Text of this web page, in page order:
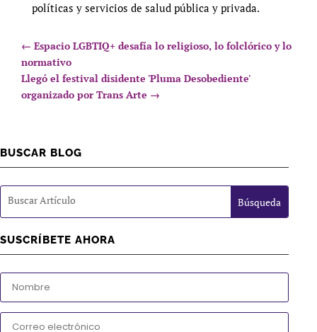
políticas y servicios de salud pública y privada.
← Espacio LGBTIQ+ desafía lo religioso, lo folclórico y lo
normativo
Llegó el festival disidente 'Pluma Desobediente'
organizado por Trans Arte →
BUSCAR BLOG
SUSCRÍBETE AHORA